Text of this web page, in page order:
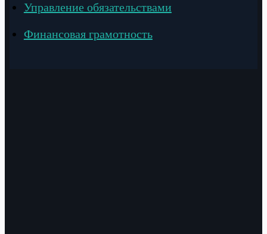
Управление обязательствами
Финансовая грамотность